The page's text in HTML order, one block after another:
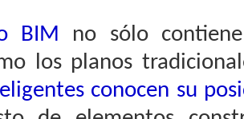
BIM no sólo
los planos
conocen su